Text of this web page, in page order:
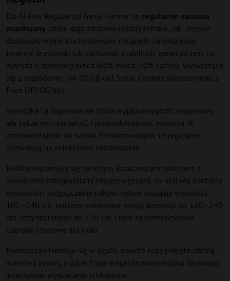
Do-Si-Dos Regular od Ganja Farmer to regularne nasiona
marihuany , które dają zarówno rośliny żeńskie, jak i męskie –
doskonały wybór dla hodowców chcących samodzielnie
tworzyć krzyżówki lub zachować stabilność genetyki. Jest to
hybryda o dominacji indica (60% indica, 40% sativa), wywodząca
się z legendarnej linii OGKB Girl Scout Cookies skrzyżowanej z
Face Off OG bx1.
Genetyka ta zapewnia nie tylko wyjątkowy profil terpenowy,
ale także wytrzymałość i przewidywalność wzrostu. W
przeciwieństwie do nasion feminizowanych, te regularne
pozwalają na selektywne rozmnażanie.
Rośliny wyróżniają się zwartym, krzaczastym pokrojem z
niewielkimi odległościami między węzłami, co ułatwia kontrolę
wysokości i zagęszczenie pąków. Indoor osiągają wysokość
100–140 cm, outdoor natomiast mogą dorosnąć do 160–240
cm, przy szerokości do 150 cm. Liście są ciemnozielone,
szerokie i typowe dla indiki.
Kwiatostan formuje się w gęste, zwarte topy pokryte obfitą
warstwą żywicy, a już w fazie wegetatywnej można zauważyć
intensywne wydzielanie trichomów.